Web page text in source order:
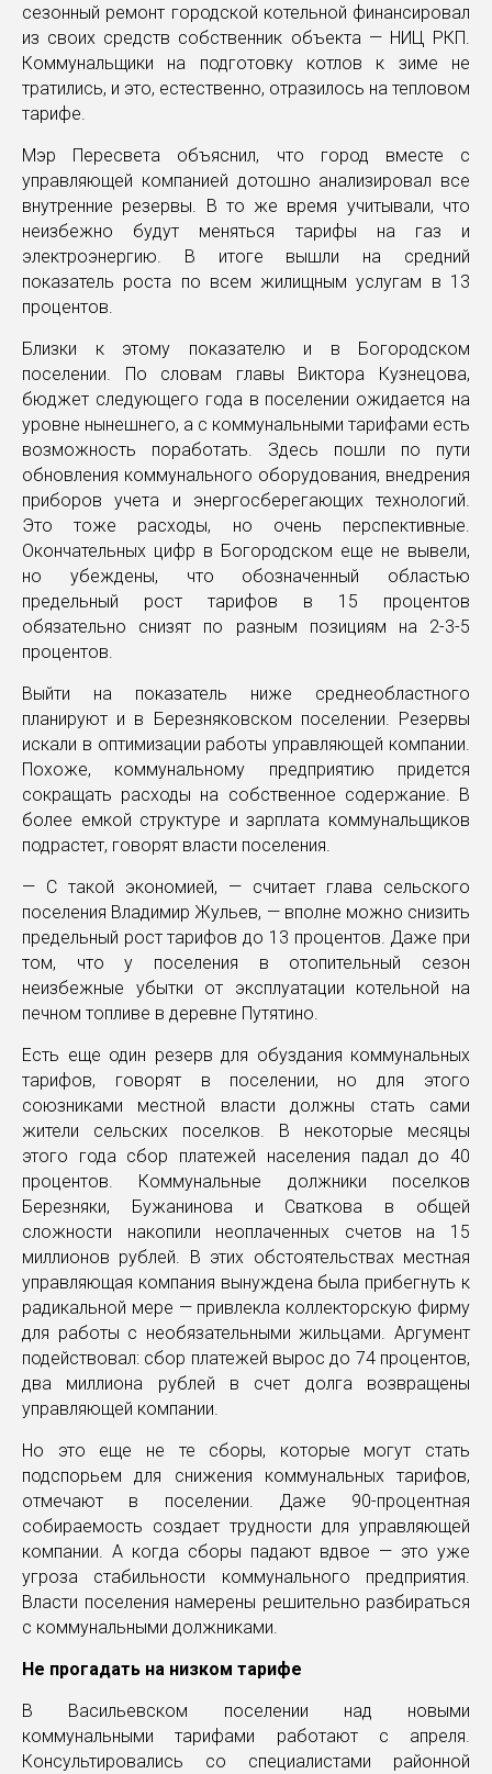
сезонный ремонт городской котельной финансировал
из своих средств собственник объекта — НИЦ РКП.
Коммунальщики на подготовку котлов к зиме не
тратились, и это, естественно, отразилось на тепловом
тарифе.
Мэр Пересвета объяснил, что город вместе с
управляющей компанией дотошно анализировал все
внутренние резервы. В то же время учитывали, что
неизбежно будут меняться тарифы на газ и
электроэнергию. В итоге вышли на средний
показатель роста по всем жилищным услугам в 13
процентов.
Близки к этому показателю и в Богородском
поселении. По словам главы Виктора Кузнецова,
бюджет следующего года в поселении ожидается на
уровне нынешнего, а с коммунальными тарифами есть
возможность поработать. Здесь пошли по пути
обновления коммунального оборудования, внедрения
приборов учета и энергосберегающих технологий.
Это тоже расходы, но очень перспективные.
Окончательных цифр в Богородском еще не вывели,
но убеждены, что обозначенный областью
предельный рост тарифов в 15 процентов
обязательно снизят по разным позициям на 2-3-5
процентов.
Выйти на показатель ниже среднеобластного
планируют и в Березняковском поселении. Резервы
искали в оптимизации работы управляющей компании.
Похоже, коммунальному предприятию придется
сокращать расходы на собственное содержание. В
более емкой структуре и зарплата коммунальщиков
подрастет, говорят власти поселения.
— С такой экономией, — считает глава сельского
поселения Владимир Жульев, — вполне можно снизить
предельный рост тарифов до 13 процентов. Даже при
том, что у поселения в отопительный сезон
неизбежные убытки от эксплуатации котельной на
печном топливе в деревне Путятино.
Есть еще один резерв для обуздания коммунальных
тарифов, говорят в поселении, но для этого
союзниками местной власти должны стать сами
жители сельских поселков. В некоторые месяцы
этого года сбор платежей населения падал до 40
процентов. Коммунальные должники поселков
Березняки, Бужанинова и Сваткова в общей
сложности накопили неоплаченных счетов на 15
миллионов рублей. В этих обстоятельствах местная
управляющая компания вынуждена была прибегнуть к
радикальной мере — привлекла коллекторскую фирму
для работы с необязательными жильцами. Аргумент
подействовал: сбор платежей вырос до 74 процентов,
два миллиона рублей в счет долга возвращены
управляющей компании.
Но это еще не те сборы, которые могут стать
подспорьем для снижения коммунальных тарифов,
отмечают в поселении. Даже 90-процентная
собираемость создает трудности для управляющей
компании. А когда сборы падают вдвое — это уже
угроза стабильности коммунального предприятия.
Власти поселения намерены решительно разбираться
с коммунальными должниками.
Не прогадать на низком тарифе
В Васильевском поселении над новыми
коммунальными тарифами работают с апреля.
Консультировались со специалистами районной